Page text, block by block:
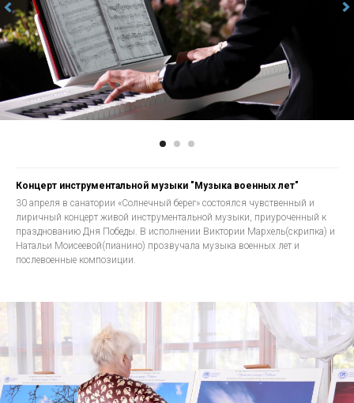
Концерт инструментальной музыки "Музыка военных лет"
30 апреля в санатории «Солнечный берег» состоялся чувственный и
лиричный концерт живой инструментальной музыки, приуроченный к
празднованию Дня Победы. В исполнении Виктории Мархель(скрипка) и
Натальи Моисеевой(пианино) прозвучала музыка военных лет и
послевоенные композиции.